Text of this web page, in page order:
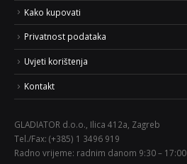
Kako kupovati
Privatnost podataka
Uvjeti korištenja
Kontakt
GLADIATOR d.o.o., Ilica 412a, Zagreb
Tel./Fax: (+385) 1 3496 919
Radno vrijeme: radnim danom 9:30 – 17:00